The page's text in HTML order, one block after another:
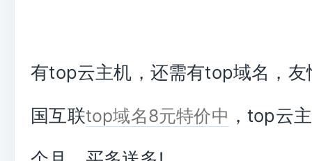
有top云主机，还需有top域名，友
国互联top域名8元特价中 ，top云